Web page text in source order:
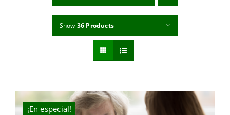
Show 36 Products
¡En especial!